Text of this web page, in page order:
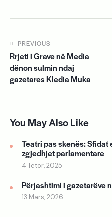
PREVIOUS
Rrjeti i Grave në Media
dënon sulmin ndaj
gazetares Kledia Muka
You May Also Like
Teatri pas skenës: Sfidat
zgjedhjet parlamentare
4 Tetor, 2025
Përjashtimi i gazetarëve
13 Mars, 2026